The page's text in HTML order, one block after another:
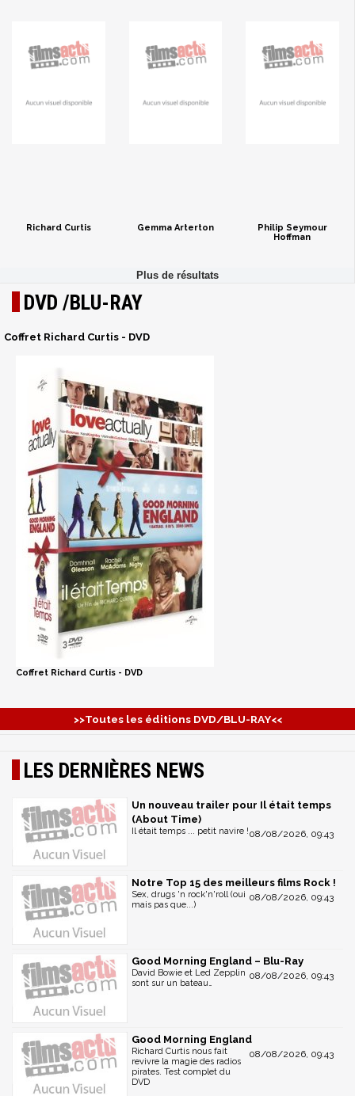
Richard Curtis Gemma Arterton
Philip Seymour
Hoffman
DVD /BLU-RAY
Coffret Richard Curtis - DVD
Coffret Richard Curtis - DVD
>>Toutes les éditions DVD/BLU-RAY<<
LES DERNIÈRES NEWS
Un nouveau trailer pour Il était temps
(About Time)
08/08/2026, 09:43
Il était temps ... petit navire !
Notre Top 15 des meilleurs films Rock !
08/08/2026, 09:43
Sex, drugs 'n rock'n'roll (oui
mais pas que...)
Good Morning England – Blu-Ray
08/08/2026, 09:43
David Bowie et Led Zepplin
sont sur un bateau…
Good Morning England
08/08/2026, 09:43
Richard Curtis nous fait
revivre la magie des radios
pirates. Test complet du
DVD